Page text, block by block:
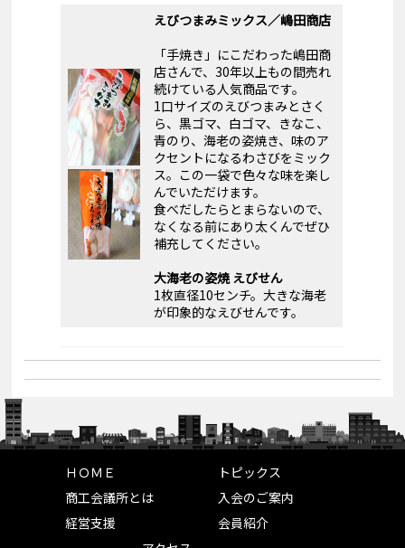
えびつまみミックス／嶋田商店
「手焼き」にこだわった嶋田商
店さんで、30年以上もの間売れ
続けている人気商品です。
1口サイズのえびつまみとさく
ら、黒ゴマ、白ゴマ、きなこ、
青のり、海老の姿焼き、味のア
クセントになるわさびをミック
ス。この一袋で色々な味を楽し
んでいただけます。
食べだしたらとまらないので、
なくなる前にあり太くんでぜひ
補充してください。
大海老の姿焼 えびせん
1枚直径10センチ。大きな海老
が印象的なえびせんです。
ＨＯＭＥ
トピックス
商工会議所とは
入会のご案内
経営支援
会員紹介